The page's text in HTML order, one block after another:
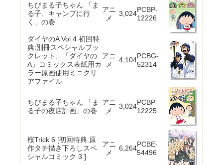
ちびまる子ちゃん 「ま
る子、キャンプに行
く」の巻
アニ
メ
3,024PCBP-
12226
ダイヤのA Vol.4 初回特
典:別冊スペシャルブッ
クレット、「ダイヤの
A」コミックス表紙用カ
ラー原画使用ミニクリ
アファイル
アニ
メ
4,104PCBG-
52314
ちびまる子ちゃん 「ま
る子の夜店計画」の巻
アニ
メ
3,024PCBP-
12225
桜Trick 6 [初回特典:原
作タチ描き下ろしスペ
シャルコミック 3 ]
アニ
メ
6,264PCBE-
54496